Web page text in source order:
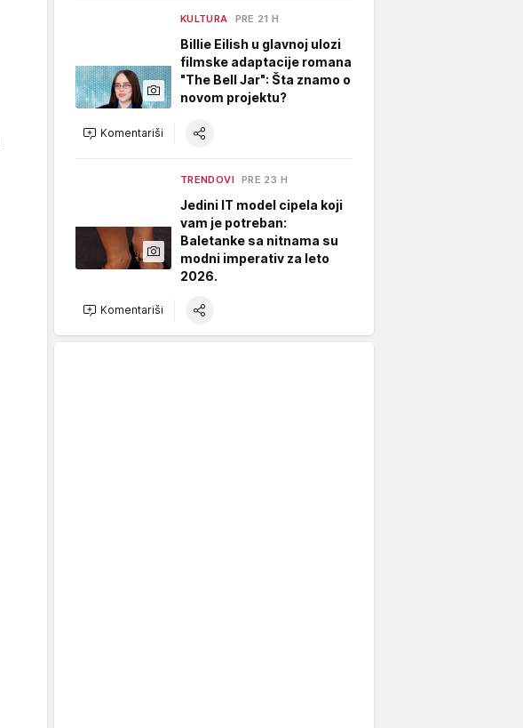
KULTURA PRE 21 H
Billie Eilish u glavnoj ulozi
filmske adaptacije romana
"The Bell Jar": Šta znamo o
novom projektu?
Komentariši
TRENDOVI PRE 23 H
Jedini IT model cipela koji
vam je potreban:
Baletanke sa nitnama su
modni imperativ za leto
2026.
Komentariši